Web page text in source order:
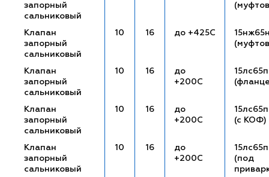
запорный
сальниковый
Клапан
запорный
сальниковый
10 16 до +425С
Клапан
запорный
сальниковый
10 16
до
+200С
15лс65п
Клапан
запорный
сальниковый
10 16
до
+200С
(с КОФ)
Клапан
запорный
сальниковый
10 16
до
+200С
(под